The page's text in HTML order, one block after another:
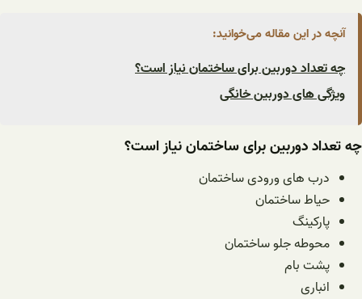
آنچه در این مقاله می‌خوانید:
چه تعداد دوربین برای ساختمان نیاز است؟
ویژگی های دوربین خانگی
چه تعداد دوربین برای ساختمان نیاز است؟
درب های ورودی ساختمان
حیاط ساختمان
پارکینگ
محوطه جلو ساختمان
پشت بام
انباری